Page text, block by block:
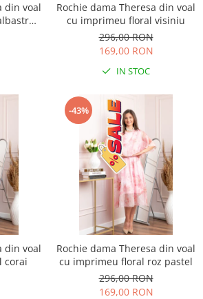
din voal
Rochie dama Theresa din voal
cu imprimeu floral visiniu
296,00 RON
169,00 RON
IN STOC
din voal
corai
-43%
Rochie dama Theresa din voal
cu imprimeu floral roz pastel
296,00 RON
169,00 RON